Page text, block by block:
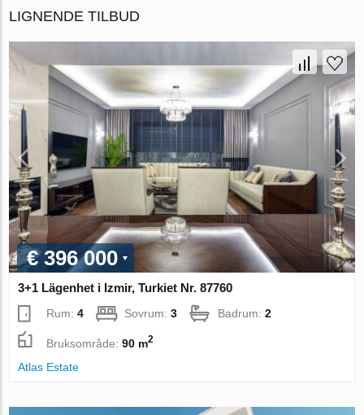
LIGNENDE TILBUD
€ 396 000
3+1 Lägenhet i Izmir, Turkiet Nr. 87760
Rum:4 Sovrum:3 Badrum:2
Bruksområde:90 m2
Atlas Estate